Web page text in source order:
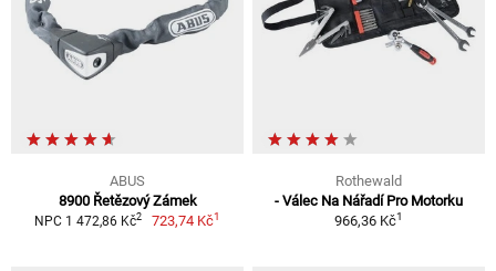
ABUS
8900 Řetězový Zámek
NPC 1 472,86 Kč2 723,74 Kč1
Rothewald
- Válec Na Nářadí Pro Motorku
966,36 Kč1